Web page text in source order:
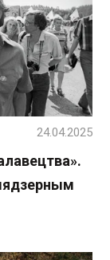
24.04.2025